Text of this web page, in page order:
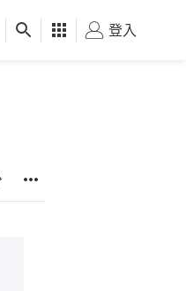
健康 好食玩飛
登入